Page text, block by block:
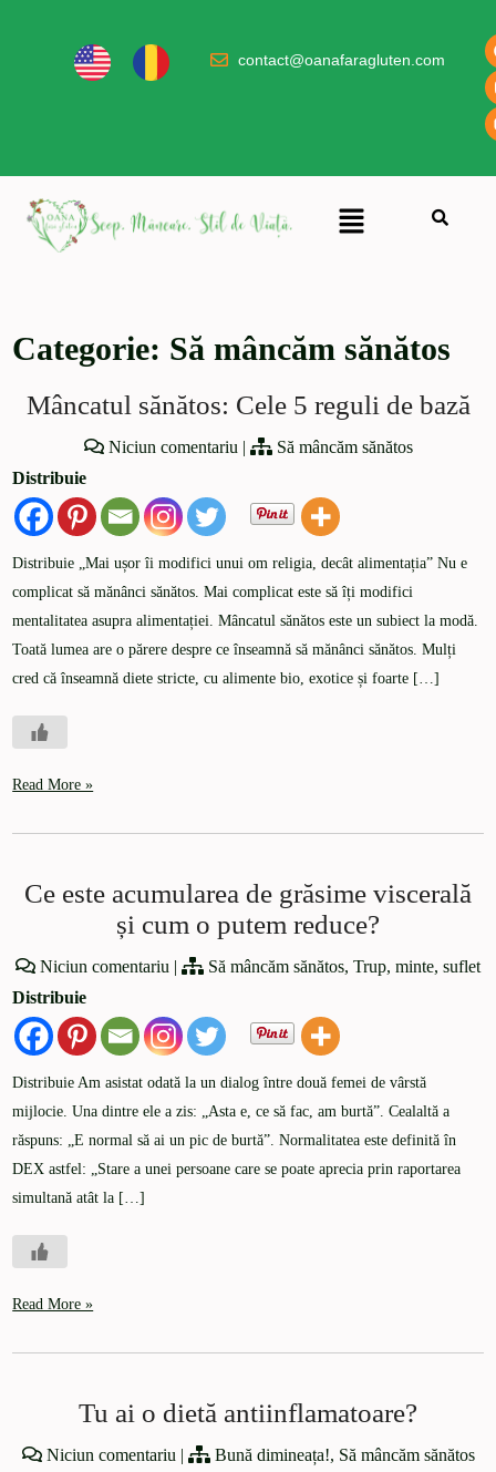
contact@oanafaragluten.com
Categorie: Să mâncăm sănătos
Mâncatul sănătos: Cele 5 reguli de bază
Niciun comentariu |
Să mâncăm sănătos
Distribuie
Distribuie „Mai ușor îi modifici unui om religia, decât alimentația” Nu e
complicat să mănânci sănătos. Mai complicat este să îți modifici
mentalitatea asupra alimentației. Mâncatul sănătos este un subiect la modă.
Toată lumea are o părere despre ce înseamnă să mănânci sănătos. Mulți
cred că înseamnă diete stricte, cu alimente bio, exotice și foarte […]
Read More »
Ce este acumularea de grăsime viscerală
și cum o putem reduce?
Niciun comentariu | Să mâncăm sănătos, Trup, minte, suflet
Distribuie
Distribuie Am asistat odată la un dialog între două femei de vârstă
mijlocie. Una dintre ele a zis: „Asta e, ce să fac, am burtă”. Cealaltă a
răspuns: „E normal să ai un pic de burtă”. Normalitatea este definită în
DEX astfel: „Stare a unei persoane care se poate aprecia prin raportarea
simultană atât la […]
Read More »
Tu ai o dietă antiinflamatoare?
Niciun comentariu | Bună dimineața!, Să mâncăm sănătos